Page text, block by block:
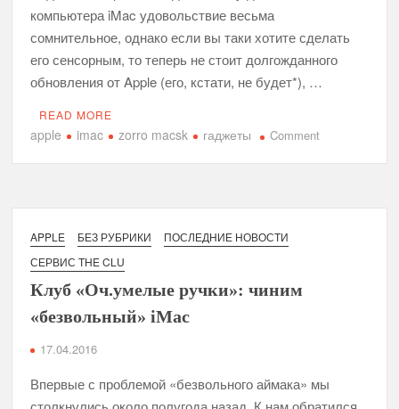
компьютера iMac удовольствие весьма
сомнительное, однако если вы таки хотите сделать
его сенсорным, то теперь не стоит долгожданного
обновления от Apple (его, кстати, не будет*), …
READ MORE
apple imac zorro macsk гаджеты Commenton
сенсорным
APPLE БЕЗ РУБРИКИ
ПОСЛЕДНИЕ НОВОСТИ
СЕРВИС THE CLU
Клуб «Оч.умелые ручки»: чиним
«безвольный» iMac
17.04.2016
Впервые с проблемой «безвольного аймака» мы